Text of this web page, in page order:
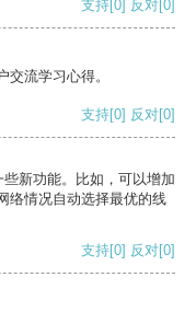
支持 [0] 反对 [0]
流学习心得。
支持[0] 反对[0]
新功能。比如，可以增加
络情况自动选择最优的线
支持[0] 反对[0]